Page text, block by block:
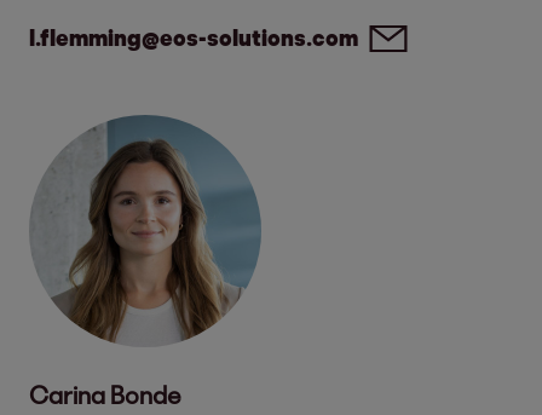
l.flemming@eos-solutions.com
Carina Bonde